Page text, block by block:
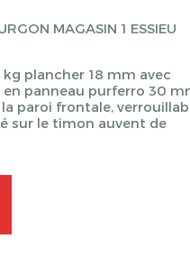
MAGASIN 1 ESSIEU
plancher 18 mm avec
panneau purferro 30
paroi frontale,
sur le timon auvent de